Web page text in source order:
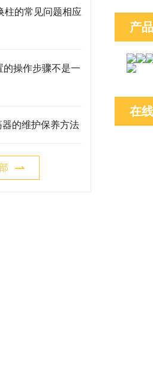
柱的常见问题相应
的操作步骤不是一
的维护保养方法
产
在